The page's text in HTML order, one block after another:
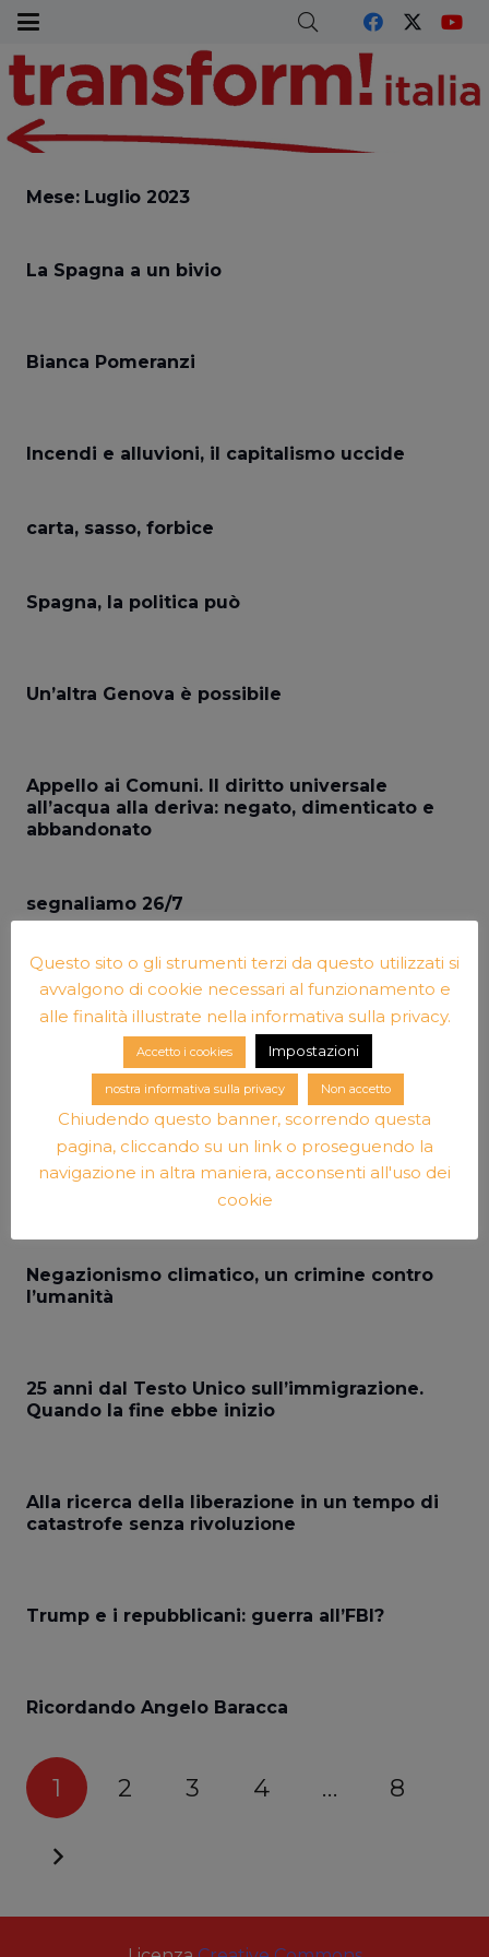
Mese: Luglio 2023
La Spagna a un bivio
Bianca Pomeranzi
Incendi e alluvioni, il capitalismo uccide
carta, sasso, forbice
Spagna, la politica può
Un’altra Genova è possibile
Appello ai Comuni. Il diritto universale
all’acqua alla deriva: negato, dimenticato e
abbandonato
segnaliamo 26/7
Lotta di classe a Hollywood
Un fuoco reazionario in parlamento
Senza Sumar non c’è alternativa alla destra
spagnola
Negazionismo climatico, un crimine contro
l’umanità
25 anni dal Testo Unico sull’immigrazione.
Quando la fine ebbe inizio
Alla ricerca della liberazione in un tempo di
catastrofe senza rivoluzione
Trump e i repubblicani: guerra all’FBI?
Ricordando Angelo Baracca
1 2 3 4 … 8
Questo sito o gli strumenti terzi da questo utilizzati si
avvalgono di cookie necessari al funzionamento e
alle finalità illustrate nella informativa sulla privacy.
Accetto i cookies Impostazioni
nostra informativa sulla privacy Non accetto
Chiudendo questo banner, scorrendo questa
pagina, cliccando su un link o proseguendo la
navigazione in altra maniera, acconsenti all'uso dei
cookie